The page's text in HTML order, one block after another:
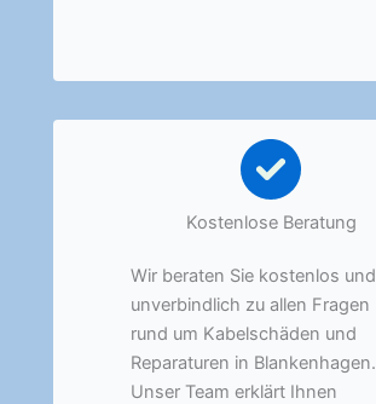
Kostenlose Beratung
Wir beraten Sie kostenlos und
unverbindlich zu allen Fragen
rund um Kabelschäden und
Reparaturen in Blankenhagen.
Unser Team erklärt Ihnen